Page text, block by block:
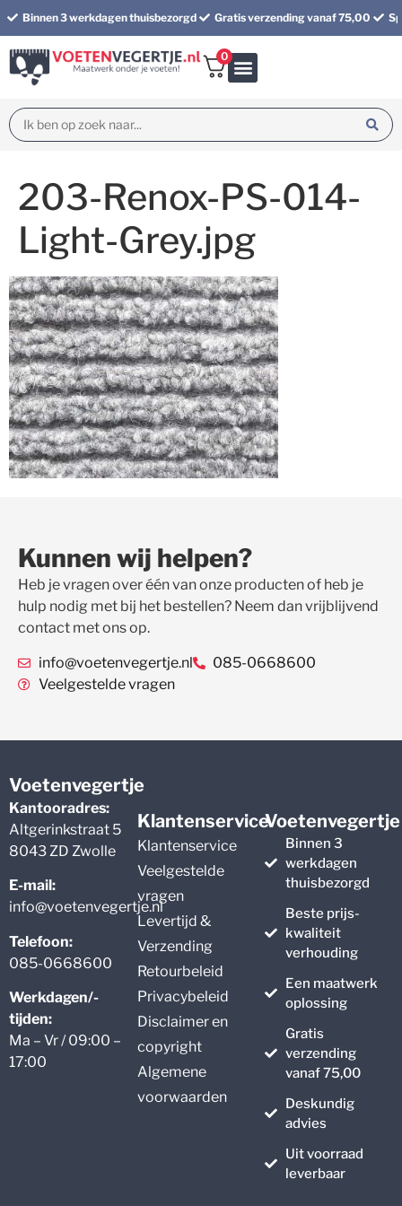
Binnen 3 werkdagen thuisbezorgd Gratis verzending vanaf 75,00
0
203-Renox-PS-014-
Light-Grey.jpg
Kunnen wij helpen?
Heb je vragen over één van onze producten of heb je
hulp nodig met bij het bestellen? Neem dan vrijblijvend
contact met ons op.
info@voetenvegertje.nl
085-0668600
Veelgestelde vragen
Voetenvegertje
Kantooradres:
Altgerinkstraat 5
8043 ZD Zwolle
E-mail:
info@voetenvegertje.nl
Telefoon:
085-0668600
Werkdagen/-
tijden:
Ma – Vr / 09:00 –
17:00
Klantenservice
Klantenservice
Veelgestelde
vragen
Levertijd &
Verzending
Retourbeleid
Privacybeleid
Disclaimer en
copyright
Algemene
voorwaarden
Voetenvegertje
Binnen 3
werkdagen
thuisbezorgd
Beste prijs-
kwaliteit
verhouding
Een maatwerk
oplossing
Gratis
verzending
vanaf 75,00
Deskundig
advies
Uit voorraad
leverbaar